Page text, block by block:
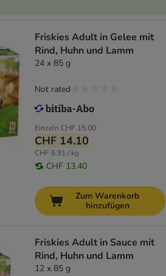
Friskies Adult in Gelee mit
Rind, Huhn und Lamm
24 x 85 g
Einzeln CHF 15.00
CHF 14.10
CHF 6.91 / kg
CHF 13.40
Not rated
Zum Warenkorb
hinzufügen
Friskies Adult in Sauce mit
Rind, Huhn und Lamm
12 x 85 g